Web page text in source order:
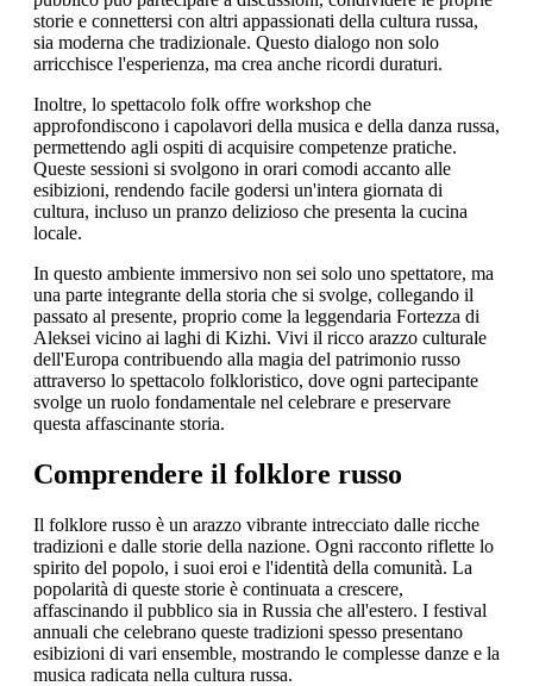
storie e connettersi con altri appassionati della cultura russa,
sia moderna che tradizionale. Questo dialogo non solo
arricchisce l'esperienza, ma crea anche ricordi duraturi.
Inoltre, lo spettacolo folk offre workshop che
approfondiscono i capolavori della musica e della danza russa,
permettendo agli ospiti di acquisire competenze pratiche.
Queste sessioni si svolgono in orari comodi accanto alle
esibizioni, rendendo facile godersi un'intera giornata di
cultura, incluso un pranzo delizioso che presenta la cucina
locale.
In questo ambiente immersivo non sei solo uno spettatore, ma
una parte integrante della storia che si svolge, collegando il
passato al presente, proprio come la leggendaria Fortezza di
Aleksei vicino ai laghi di Kizhi. Vivi il ricco arazzo culturale
dell'Europa contribuendo alla magia del patrimonio russo
attraverso lo spettacolo folkloristico, dove ogni partecipante
svolge un ruolo fondamentale nel celebrare e preservare
questa affascinante storia.
Comprendere il folklore russo
Il folklore russo è un arazzo vibrante intrecciato dalle ricche
tradizioni e dalle storie della nazione. Ogni racconto riflette lo
spirito del popolo, i suoi eroi e l'identità della comunità. La
popolarità di queste storie è continuata a crescere,
affascinando il pubblico sia in Russia che all'estero. I festival
annuali che celebrano queste tradizioni spesso presentano
esibizioni di vari ensemble, mostrando le complesse danze e la
musica radicata nella cultura russa.